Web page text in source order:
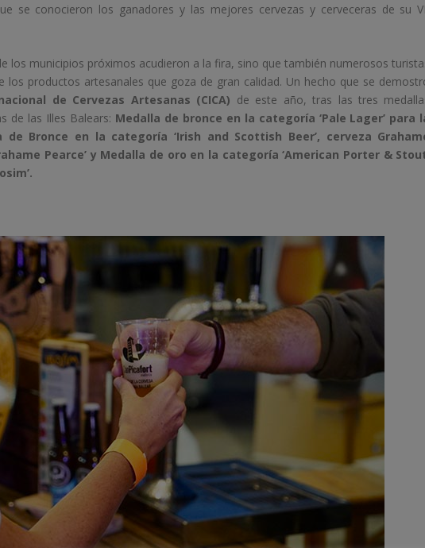
se conocieron los ganadores y las mejores cervezas y cerveceras de su
los municipios próximos acudieron a la fira, sino que también numerosos
los productos artesanales que goza de gran calidad. Un hecho que se
de Cervezas Artesanas (CICA) de este año, tras las tres
de las Illes Balears: Medalla de bronce en la categoría ‘Pale Lager’ para
de Bronce en la categoría ‘Irish and Scottish Beer’, cerveza
Pearce’ y Medalla de oro en la categoría ‘American Porter &